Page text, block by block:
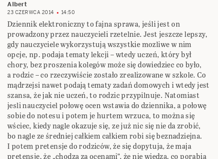
Albert
23 CZERWCA 2014 14:50
Dziennik elektroniczny to fajna sprawa, jeśli jest on
prowadzony przez nauczycieli rzetelnie. Jest jeszcze lepszy,
gdy nauczyciele wykorzystują wszystkie mozliwe w nim
opcje, np. podaja tematy lekcji – wtedy uczeń, który był
chory, bez proszenia kolegów może się dowiedziec co było,
a rodzic – co rzeczywiście zostało zrealizowane w szkole. Co
mądrzejsi nawet podają tematy zadań domowych i wtedy jest
szansa, że jak nie uczeń, to rodzic przypilnuje. Natomiast
jesli nauczyciel połowę ocen wstawia do dziennika, a połowę
sobie do notesu i potem je hurtem wrzuca, to można się
wściec, kiedy nagle okazuje się, ze już nic się nie da zrobić,
bo nagle ze średniej całkiem całkiem robi się beznadziejna.
I potem pretensje do rodziców, że się dopytuja, że maja
pretensje, że „chodzą za ocenami”, że nie wiedzą, co porabia